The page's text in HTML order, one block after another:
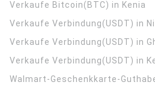
Verkaufe Bitcoin(BTC) in Kenia
Verkaufe Verbindung(USDT) in
Verkaufe Verbindung(USDT) in
Verkaufe Verbindung(USDT) in
Walmart-Geschenkkarte-